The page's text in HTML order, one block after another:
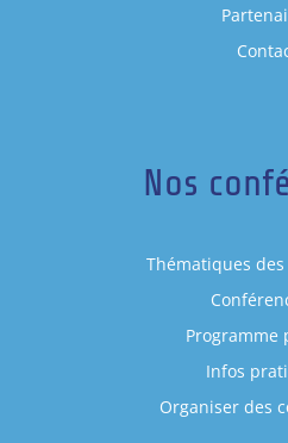
Nos
Thématiques
Programme
Infos
Organiser des